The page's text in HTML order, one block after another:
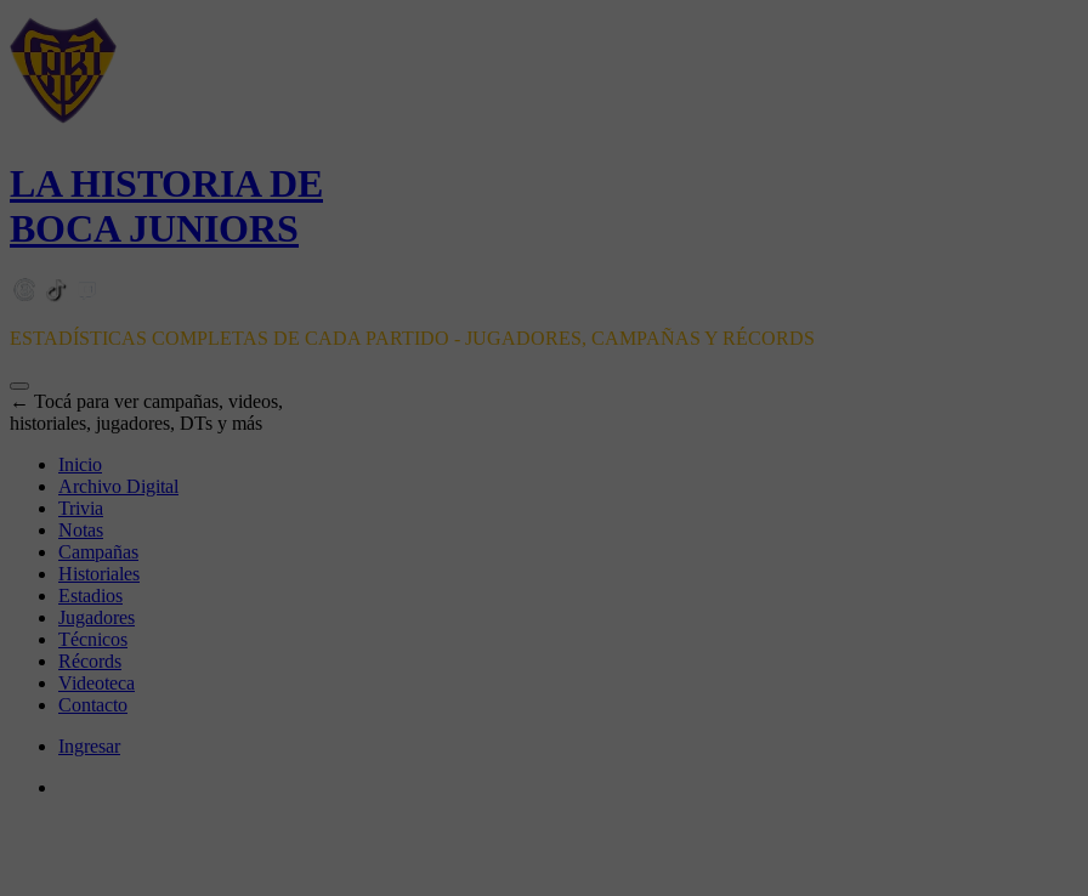
LA HISTORIA DE
BOCA JUNIORS
ESTADÍSTICAS COMPLETAS DE CADA PARTIDO - JUGADORES, CAMPAÑAS Y RÉCORDS
← Tocá para ver campañas, videos,
historiales, jugadores, DTs y más
Inicio
Archivo Digital
Trivia
Notas
Campañas
Historiales
Estadios
Jugadores
Técnicos
Récords
Videoteca
Contacto
Ingresar